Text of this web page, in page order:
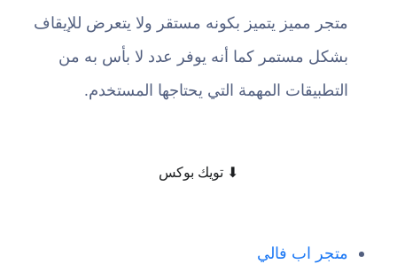
متجر مميز يتميز بكونه مستقر ولا يتعرض للإيقاف
بشكل مستمر كما أنه يوفر عدد لا بأس به من
التطبيقات المهمة التي يحتاجها المستخدم.
⬇ تويك بوكس
متجر اب فالي